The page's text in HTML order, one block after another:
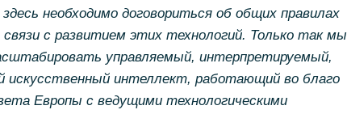
необходимо договориться об общих правилах
с развитием этих технологий. Только так мы
управляемый, интерпретируемый,
искусственный интеллект, работающий во благо
Европы с ведущими технологическими